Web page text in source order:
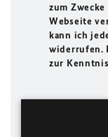
zum
Webseite
kann ich
widerrufen.
zur